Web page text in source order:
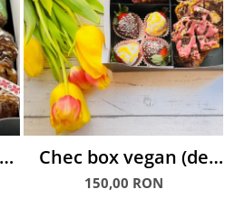
Chec box vegan (de
post) cu căpșuni
150,00 RON